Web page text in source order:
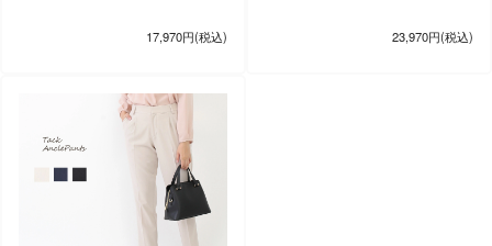
17,970円(税込) 23,970円(税込)